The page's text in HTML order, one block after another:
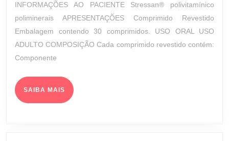
E
INFORMAÇÕES AO PACIENTE Stressan® polivitamínico
poliminerais APRESENTAÇÕES Comprimido Revestido
Embalagem contendo 30 comprimidos. USO ORAL USO
ADULTO COMPOSIÇÃO Cada comprimido revestido contém:
Componente
SAIBA MAIS SAIBA
MAIS